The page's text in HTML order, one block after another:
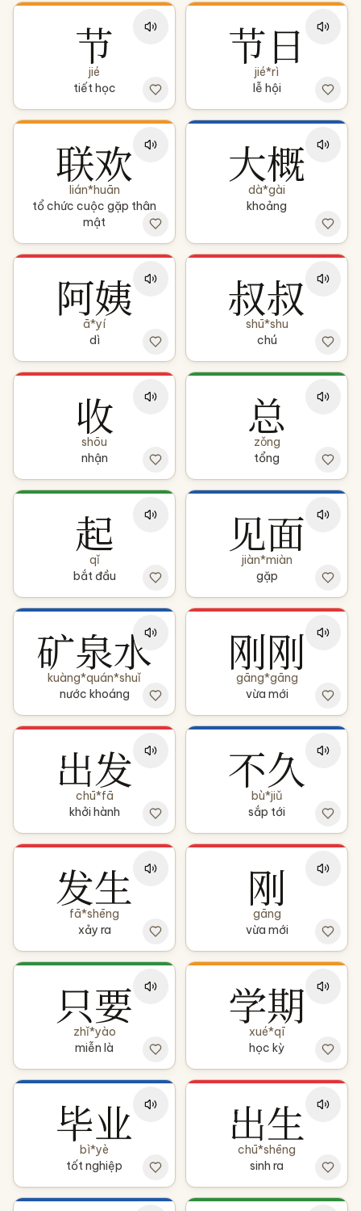
节
jié
tiết học
节日
jié*rì
lễ hội
联欢
lián*huān
tổ chức cuộc gặp thân
mật
大概
dà*gài
khoảng
阿姨
ā*yí
dì
叔叔
shū*shu
chú
收
shōu
nhận
总
zǒng
tổng
起
qǐ
bắt đầu
见面
jiàn*miàn
gặp
矿泉水
kuàng*quán*shuǐ
nước khoáng
刚刚
gāng*gāng
vừa mới
出发
chū*fā
khởi hành
不久
bù*jiǔ
sắp tới
发生
fā*shēng
xảy ra
刚
gāng
vừa mới
只要
zhǐ*yào
miễn là
学期
xué*qī
học kỳ
毕业
bì*yè
tốt nghiệp
出生
chū*shēng
sinh ra